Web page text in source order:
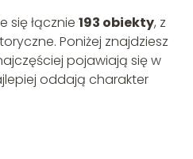
się łącznie 193 obiekty, z
Poniżej znajdziesz
pojawiają się w
oddają charakter